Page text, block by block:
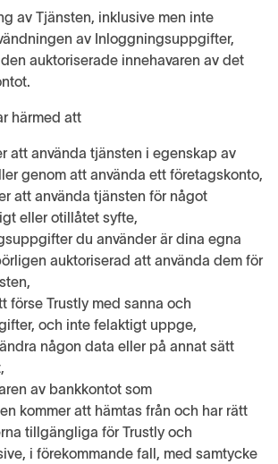
av Tjänsten, inklusive men inte
av Inloggningsuppgifter,
auktoriserade innehavaren av det
härmed att
att använda tjänsten i egenskap av
genom att använda ett företagskonto,
att använda tjänsten för något
eller otillåtet syfte,
du använder är dina egna
auktoriserad att använda dem för
förse Trustly med sanna och
och inte felaktigt uppge,
någon data eller på annat sätt
av bankkontot som
kommer att hämtas från och har rätt
tillgängliga för Trustly och
i förekommande fall, med samtycke